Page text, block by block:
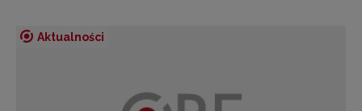
Aktualności